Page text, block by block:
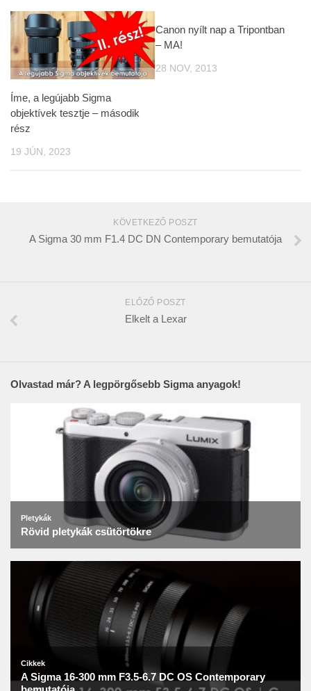
Íme, a legújabb Sigma
objektívek tesztje – második
rész
19 JÚN, 2023
Canon nyílt nap a Tripontban
– MA!
28 NOV, 2013
KÖVETKEZŐ POSZT
A Sigma 30 mm F1.4 DC DN Contemporary bemutatója
ELŐZŐ POSZT
Elkelt a Lexar
Olvastad már? A legpörgősebb Sigma anyagok!